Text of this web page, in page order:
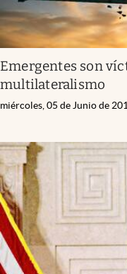
Emergentes son
multilateralismo
miércoles, 05 de Junio de